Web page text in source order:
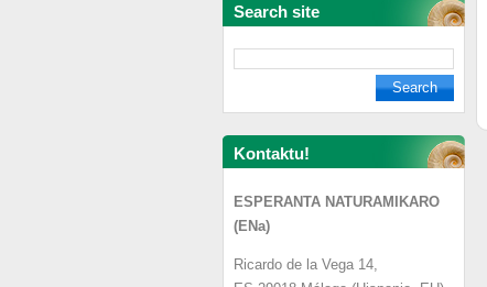
Search site
Kontaktu!
ESPERANTA NATURAMIKARO
(ENa)
Ricardo de la Vega 14,